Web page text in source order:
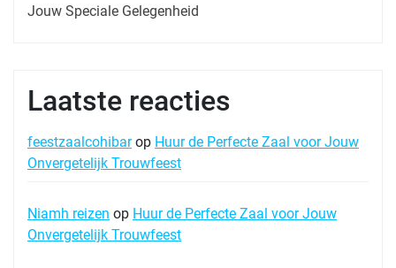
Jouw Speciale Gelegenheid
Laatste reacties
feestzaalcohibarop Huur de Perfecte Zaal voor Jouw
Onvergetelijk Trouwfeest
Niamh reizen op Huur de Perfecte Zaal voor Jouw
Onvergetelijk Trouwfeest